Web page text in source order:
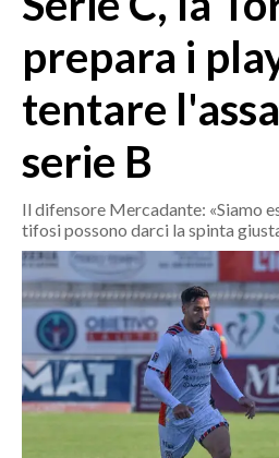
MEDIO CAMPIDANO
ORISTANO E PROVINCIA
SASSARI E PROVINCIA
GALLURA
NUORO E PROVINCIA
OGLIASTRA
AGENDA
CRONACA
ITALIA
MONDO
POLITICA
prepara i
tentare
serie B
Il difensore Mercadante: «Siamo
tifosi possono darci la spinta